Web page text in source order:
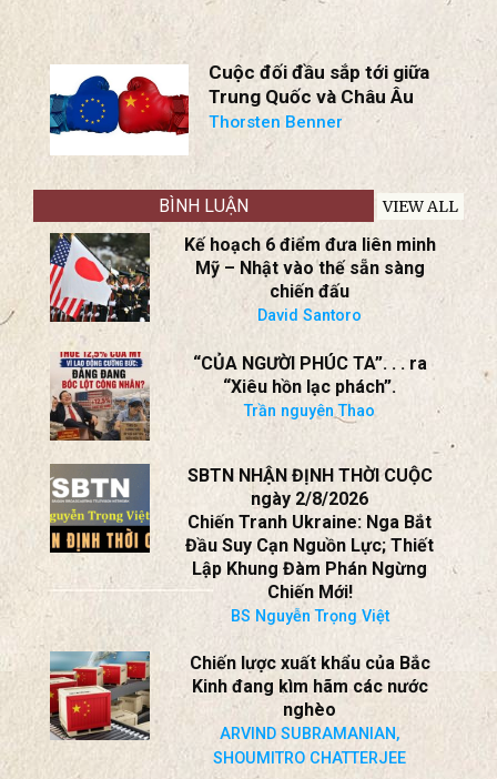
Cuộc đối đầu sắp tới giữa
Trung Quốc và Châu Âu
Thorsten Benner
BÌNH LUẬN VIEW ALL
Kế hoạch 6 điểm đưa liên minh
Mỹ – Nhật vào thế sẵn sàng
chiến đấu
David Santoro
“CỦA NGƯỜI PHÚC TA”. . . ra
“Xiêu hồn lạc phách”.
Trần nguyên Thao
SBTN NHẬN ĐỊNH THỜI CUỘC
ngày 2/8/2026
Chiến Tranh Ukraine: Nga Bắt
Đầu Suy Cạn Nguồn Lực; Thiết
Lập Khung Đàm Phán Ngừng
Chiến Mới!
BS Nguyễn Trọng Việt
Chiến lược xuất khẩu của Bắc
Kinh đang kìm hãm các nước
nghèo
ARVIND SUBRAMANIAN,
SHOUMITRO CHATTERJEE